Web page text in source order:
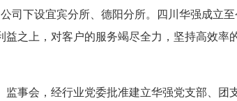
司下设宜宾分所、德阳分所。四川华强成立
之上，对客户的服务竭尽全力，坚持高效率
事会，经行业党委批准建立华强党支部、团